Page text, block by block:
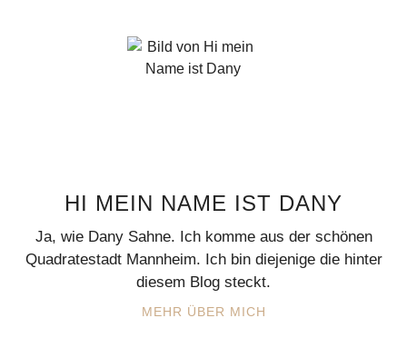
HI MEIN NAME IST DANY
Ja, wie Dany Sahne. Ich komme aus der schönen
Quadratestadt Mannheim. Ich bin diejenige die hinter
diesem Blog steckt.
MEHR ÜBER MICH